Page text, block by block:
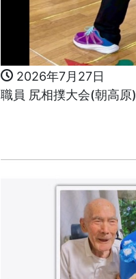
2026年7月27日
職員 尻相撲大会(朝高原)